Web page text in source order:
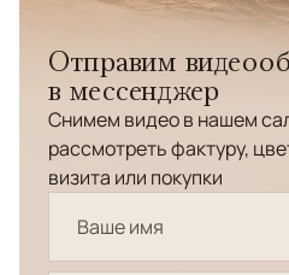
Отправим
в мессенджер
Снимем видео в нашем
рассмотреть фактуру,
визита или покупки